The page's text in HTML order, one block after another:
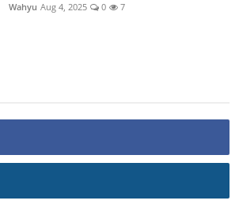
Wahyu Aug 4, 2025 0 7